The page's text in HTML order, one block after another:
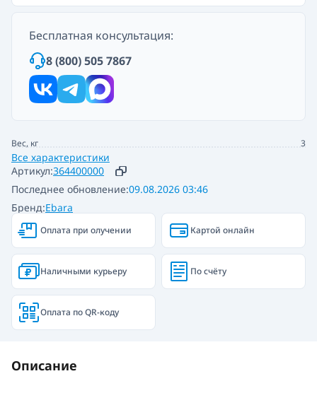
Артикул:364400000
Бренд:Ebara
Последнее обновление:09.08.2026 03:46
Вес, кг 3
Все характеристики
Бесплатная консультация:
8 (800) 505 7867
Оплата при олучении Картой онлайн
Наличными курьеру По счёту
Оплата по QR-коду
Описание